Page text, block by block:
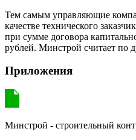
Тем самым управляющие
качестве технического
при сумме договора
рублей. Минстрой считает по
Приложения
Минстрой - строительный